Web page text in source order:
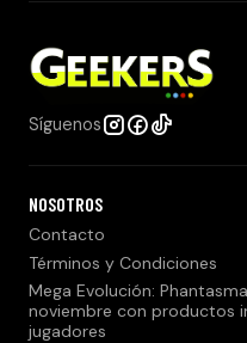
Síguenos
NOSOTROS
Contacto
Términos y Condiciones
Mega Evolución:
noviembre con productos
jugadores